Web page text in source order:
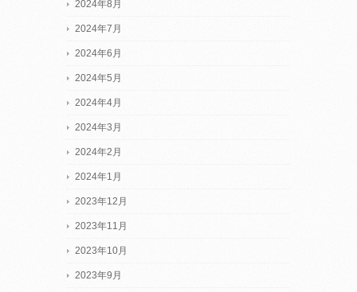
2024年8月
2024年7月
2024年6月
2024年5月
2024年4月
2024年3月
2024年2月
2024年1月
2023年12月
2023年11月
2023年10月
2023年9月